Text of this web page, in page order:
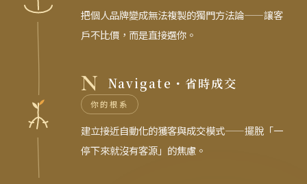
把個人品牌變成無法複製的獨門方法論——讓客
戶不比價，而是直接選你。
N Navigate・省時成交
你的根系
建立接近自動化的獲客與成交模式——擺脫「一
停下來就沒有客源」的焦慮。